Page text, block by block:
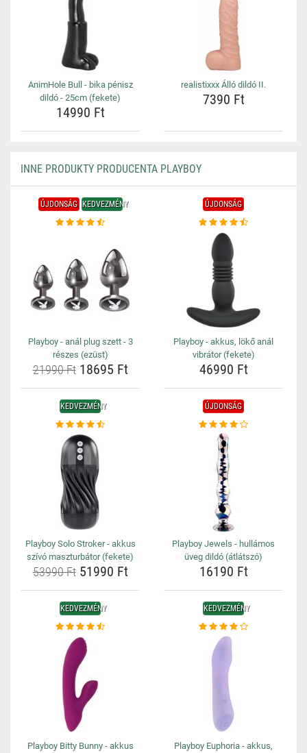
AnimHole Bull - bika pénisz
dildó - 25cm (fekete)
14990 Ft
realistixxx Álló dildó II.
7390 Ft
INNE PRODUKTY PRODUCENTA PLAYBOY
ÚJDONSÁG KEDVEZMÉNY
Playboy - anál plug szett - 3
részes (ezüst)
21990 Ft18695 Ft
ÚJDONSÁG
Playboy - akkus, lökő anál
vibrátor (fekete)
46990 Ft
KEDVEZMÉNY
Playboy Solo Stroker - akkus
szívó maszturbátor (fekete)
53990 Ft51990 Ft
ÚJDONSÁG
Playboy Jewels - hullámos
üveg dildó (átlátszó)
16190 Ft
KEDVEZMÉNY
Playboy Bitty Bunny - akkus
KEDVEZMÉNY
Playboy Euphoria - akkus,